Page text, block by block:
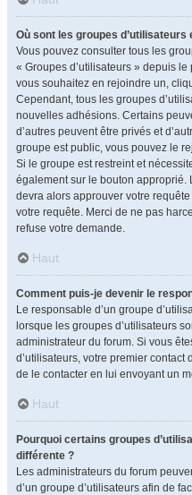
Où sont les groupes
Vous pouvez consulter tous les
« Groupes d’utilisateurs » depuis
vous souhaitez en rejoindre un,
Cependant, tous les groupes
nouvelles adhésions. Certains
d’autres peuvent être privés et
groupe est public, vous pouvez le
Si le groupe est restreint et
également sur le bouton approprié.
devra alors approuver votre
votre requête. Merci de ne pas
refuse votre demande.
Haut
Comment puis-je devenir le
Le responsable d’un groupe
lorsque les groupes d’utilisateurs
administrateur du forum. Si vous
d’utilisateurs, votre premier contact
de le contacter en lui envoyant un
Haut
Pourquoi certains groupes
différente ?
Les administrateurs du forum
d’un groupe d’utilisateurs afin de